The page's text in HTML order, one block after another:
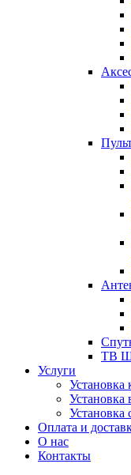
ТВ
Услуги
Установка
Установка
Оплата и
О нас
Контакты